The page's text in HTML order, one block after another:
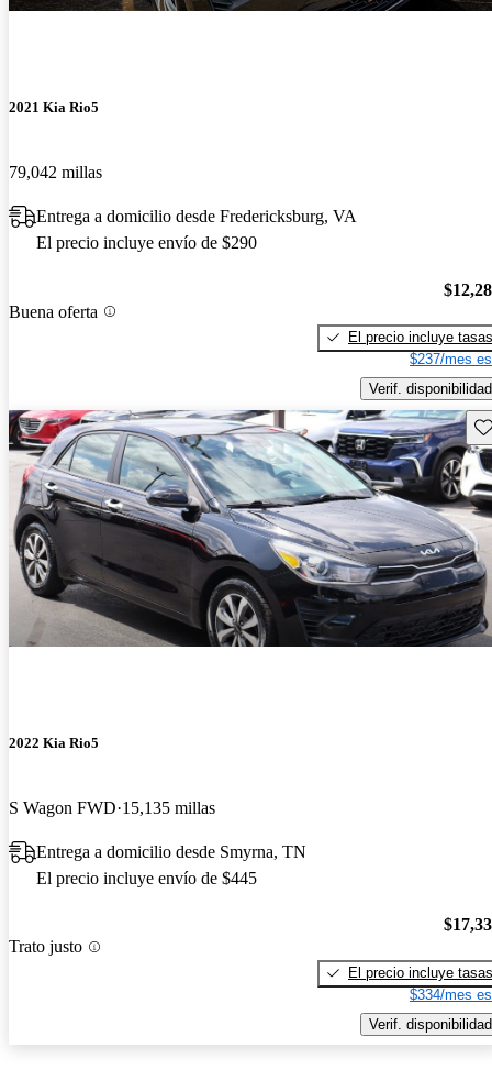
2021 Kia Rio5
79,042 millas
Entrega a domicilio desde Fredericksburg, VA
El precio incluye envío de $290
Buena oferta
El precio incluye tasas
$237/mes
Verif. disponibilidad
2022 Kia Rio5
S Wagon FWD 15,135 millas
Entrega a domicilio desde Smyrna, TN
El precio incluye envío de $445
Trato justo
El precio incluye tasas
$334/mes
Verif. disponibilidad